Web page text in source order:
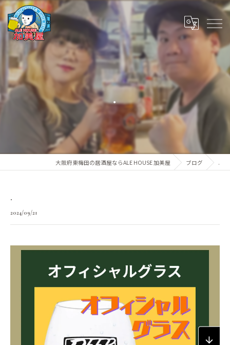
.
大阪府東梅田の居酒屋ならALE HOUSE 加美屋 ブログ .
.
2024/09/21